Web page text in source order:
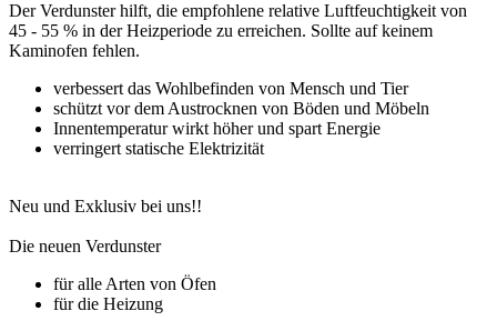
Der Verdunster hilft, die empfohlene relative Luftfeuchtigkeit von
45 - 55 % in der Heizperiode zu erreichen. Sollte auf keinem
Kaminofen fehlen.
verbessert das Wohlbefinden von Mensch und Tier
schützt vor dem Austrocknen von Böden und Möbeln
Innentemperatur wirkt höher und spart Energie
verringert statische Elektrizität
Neu und Exklusiv bei uns!!
Die neuen Verdunster
für alle Arten von Öfen
für die Heizung